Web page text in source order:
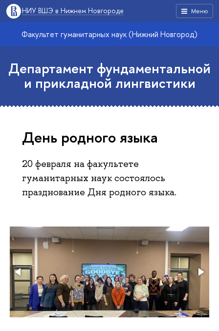
Меню
НИУ ВШЭ в Нижнем Новгороде
Факультет гуманитарных наук (Нижний Новгород)
Департамент фундаментальной
и прикладной лингвистики
День родного языка
20 февраля на факультете
гуманитарных наук состоялось
празднование Дня родного языка.